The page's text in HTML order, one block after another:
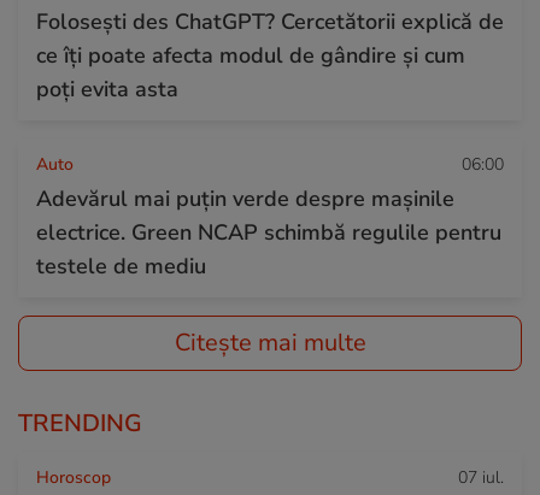
Folosești des ChatGPT? Cercetătorii explică de
ce îți poate afecta modul de gândire și cum
poți evita asta
Auto 06:00
Adevărul mai puțin verde despre mașinile
electrice. Green NCAP schimbă regulile pentru
testele de mediu
Citește mai multe
TRENDING
Horoscop 07 iul.